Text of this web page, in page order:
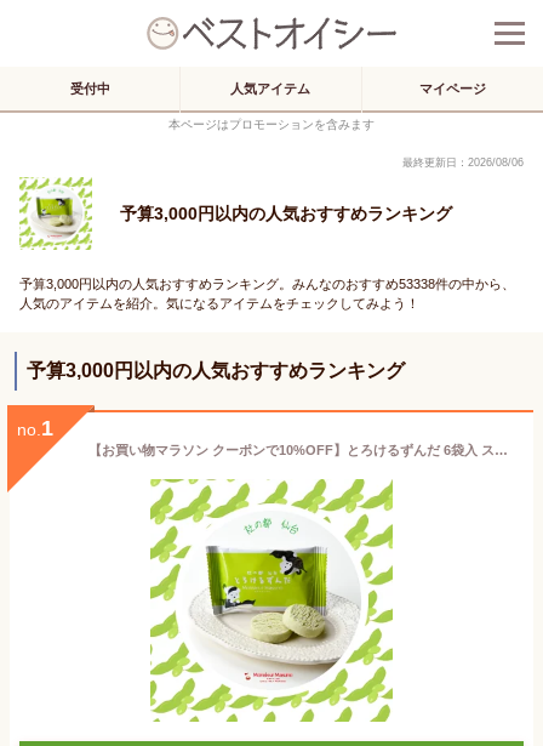
受付中 人気アイテム マイページ
本ページはプロモーションを含みます
最終更新日：2026/08/06
予算3,000円以内の人気おすすめランキング
予算3,000円以内の人気おすすめランキング。みんなのおすすめ53338件の中から、
人気のアイテムを紹介。気になるアイテムをチェックしてみよう！
予算3,000円以内の人気おすすめランキング
no. 1
【お買い物マラソン クーポンで10%OFF】とろけるずんだ 6袋入 スイーツ お菓子 洋菓子 焼き菓子 和菓子 お饅頭 お餅 詰め合わせ ご褒美 誕生日 お祝い 贈答 御礼 内祝 お返し プレゼント ギフト 手土産